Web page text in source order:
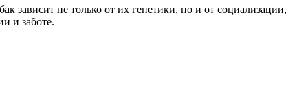
зависит не только от их генетики, но и от социализации,
и заботе.